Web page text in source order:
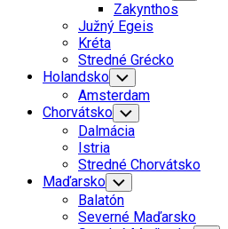
Child
Menu
Zakynthos
Južný Egeis
Kréta
Stredné Grécko
Holandsko Toggle
Child
Menu
Amsterdam
Chorvátsko Toggle
Child
Menu
Dalmácia
Istria
Stredné Chorvátsko
Maďarsko Toggle
Child
Menu
Balatón
Severné Maďarsko